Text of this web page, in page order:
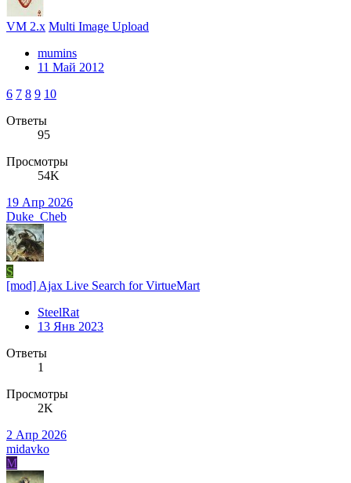
VM 2.x Multi Image Upload
mumins
11 Май 2012
6 7 8 9 10
Ответы
95
Просмотры
54K
19 Апр 2026
Duke_Cheb
S
[mod] Ajax Live Search for VirtueMart
SteelRat
13 Янв 2023
Ответы
1
Просмотры
2K
2 Апр 2026
midavko
M